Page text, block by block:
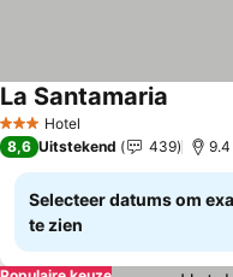
3 SterrenHotel
La Santamaria
8,6 Uitstekend 439 9.4
Selecteer datums om
te zien